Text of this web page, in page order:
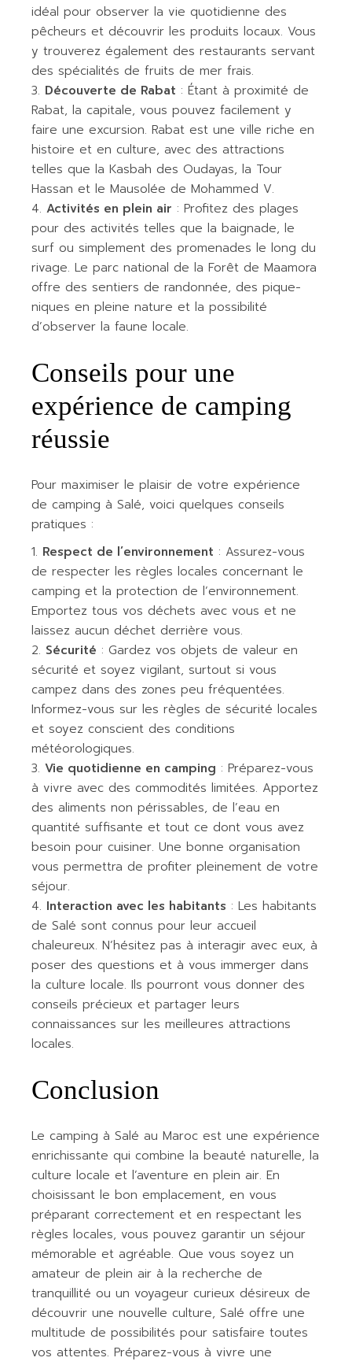
idéal pour observer la vie quotidienne des
pêcheurs et découvrir les produits locaux. Vous
y trouverez également des restaurants servant
des spécialités de fruits de mer frais.
Découverte de Rabat : Étant à proximité de
Rabat, la capitale, vous pouvez facilement y
faire une excursion. Rabat est une ville riche en
histoire et en culture, avec des attractions
telles que la Kasbah des Oudayas, la Tour
Hassan et le Mausolée de Mohammed V.
Activités en plein air : Profitez des plages
pour des activités telles que la baignade, le
surf ou simplement des promenades le long du
rivage. Le parc national de la Forêt de Maamora
offre des sentiers de randonnée, des pique-
niques en pleine nature et la possibilité
d’observer la faune locale.
Conseils pour une
expérience de camping
réussie
Pour maximiser le plaisir de votre expérience
de camping à Salé, voici quelques conseils
pratiques :
Respect de l’environnement : Assurez-vous
de respecter les règles locales concernant le
camping et la protection de l’environnement.
Emportez tous vos déchets avec vous et ne
laissez aucun déchet derrière vous.
Sécurité : Gardez vos objets de valeur en
sécurité et soyez vigilant, surtout si vous
campez dans des zones peu fréquentées.
Informez-vous sur les règles de sécurité locales
et soyez conscient des conditions
météorologiques.
Vie quotidienne en camping : Préparez-vous
à vivre avec des commodités limitées. Apportez
des aliments non périssables, de l’eau en
quantité suffisante et tout ce dont vous avez
besoin pour cuisiner. Une bonne organisation
vous permettra de profiter pleinement de votre
séjour.
Interaction avec les habitants : Les habitants
de Salé sont connus pour leur accueil
chaleureux. N’hésitez pas à interagir avec eux, à
poser des questions et à vous immerger dans
la culture locale. Ils pourront vous donner des
conseils précieux et partager leurs
connaissances sur les meilleures attractions
locales.
Conclusion
Le camping à Salé au Maroc est une expérience
enrichissante qui combine la beauté naturelle, la
culture locale et l’aventure en plein air. En
choisissant le bon emplacement, en vous
préparant correctement et en respectant les
règles locales, vous pouvez garantir un séjour
mémorable et agréable. Que vous soyez un
amateur de plein air à la recherche de
tranquillité ou un voyageur curieux désireux de
découvrir une nouvelle culture, Salé offre une
multitude de possibilités pour satisfaire toutes
vos attentes. Préparez-vous à vivre une